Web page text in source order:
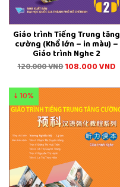
Giáo trình Tiếng Trung tăng
cường (Khổ lớn – in màu) –
Giáo trình Nghe 2
120.000VND108.000VND
↓ 10%